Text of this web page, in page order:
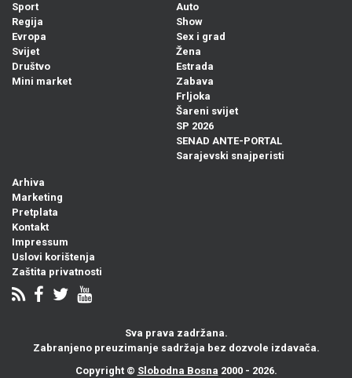
Sport
Regija
Evropa
Svijet
Društvo
Mini market
Auto
Show
Sex i grad
Žena
Estrada
Zabava
Frljoka
Šareni svijet
SP 2026
SENAD ANTE-PORTAL
Sarajevski snajperisti
Arhiva
Marketing
Pretplata
Kontakt
Impressum
Uslovi korištenja
Zaštita privatnosti
Sva prava zadržana.
Zabranjeno preuzimanje sadržaja bez dozvole izdavača.
Copyright © Slobodna Bosna 2000 - 2026.